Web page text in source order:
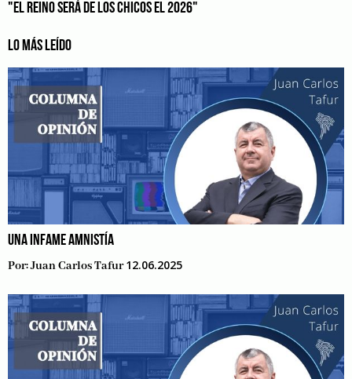
"EL REINO SERÁ DE LOS CHICOS EL 2026"
LO MÁS LEÍDO
UNA INFAME AMNISTÍA
Por:Juan Carlos Tafur 12.06.2025